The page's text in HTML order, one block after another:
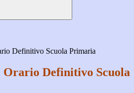
Definitivo Scuola Primaria
Orario Definitivo Scuola